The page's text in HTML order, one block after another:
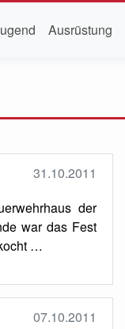
Ausrüstung
31.10.2011
der
war das Fest
…
07.10.2011